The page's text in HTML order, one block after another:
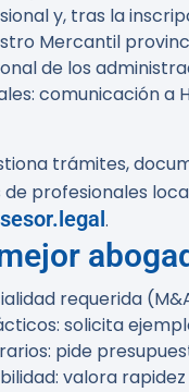
y, tras la
Mercantil
de los
comunicación a
trámites,
profesionales
.
requerida
solicita
pide
valora